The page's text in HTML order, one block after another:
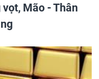
Mão - Thân